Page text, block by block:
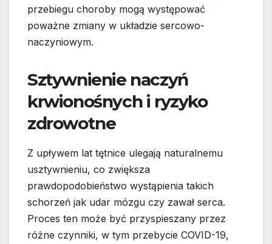
przebiegu choroby mogą występować
poważne zmiany w układzie sercowo-
naczyniowym.
Sztywnienie naczyń
krwionośnych i ryzyko
zdrowotne
Z upływem lat tętnice ulegają naturalnemu
usztywnieniu, co zwiększa
prawdopodobieństwo wystąpienia takich
schorzeń jak udar mózgu czy zawał serca.
Proces ten może być przyspieszany przez
różne czynniki, w tym przebycie COVID-19,